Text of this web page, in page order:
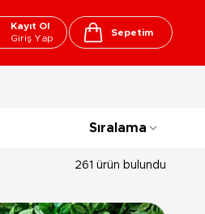
Kayıt Ol
Giriş Yap
Cart
Sepetim
Sıralama
261 ürün bulundu